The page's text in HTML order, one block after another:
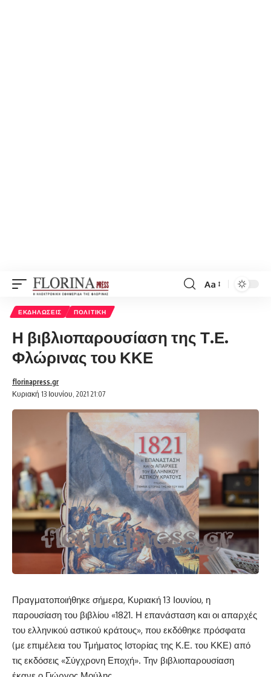
Font
Aa
ΕΚΔΗΛΏΣΕΙΣ ΠΟΛΙΤΙΚΉ
Η βιβλιοπαρουσίαση της Τ.Ε.
Φλώρινας του ΚΚΕ
Κυριακή 13 Ιουνίου, 2021 21:07
florinapress.gr
Πραγματοποιήθηκε σήμερα, Κυριακή 13 Ιουνίου, η
παρουσίαση του βιβλίου «1821. Η επανάσταση και οι απαρχές
του ελληνικού αστικού κράτους», που εκδόθηκε πρόσφατα
(με επιμέλεια του Τμήματος Ιστορίας της Κ.Ε. του ΚΚΕ) από
τις εκδόσεις «Σύγχρονη Εποχή». Την βιβλιοπαρουσίαση